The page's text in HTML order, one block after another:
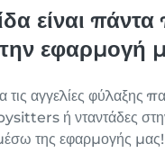
είναι πάντα
εφαρμογή
τις αγγελίες φύλαξης
ή νταντάδες
της εφαρμογής μας!